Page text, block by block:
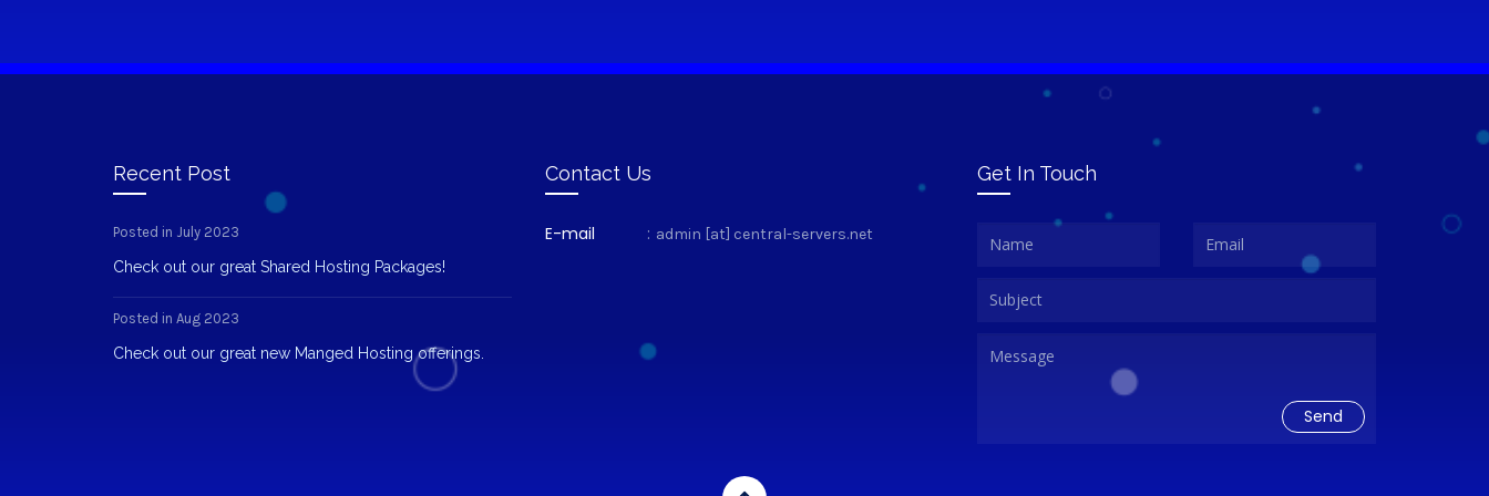
Recent Post
Posted in July 2023
Check out our great Shared Hosting Packages!
Posted in Aug 2023
Check out our great new Manged Hosting offerings.
Contact Us
E-mail : admin [at] central-servers.net
Get In Touch